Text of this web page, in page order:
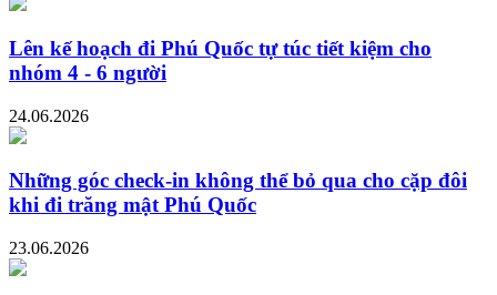
Lên kế hoạch đi Phú Quốc tự túc tiết kiệm cho
nhóm 4 - 6 người
24.06.2026
Những góc check-in không thể bỏ qua cho cặp đôi
khi đi trăng mật Phú Quốc
23.06.2026